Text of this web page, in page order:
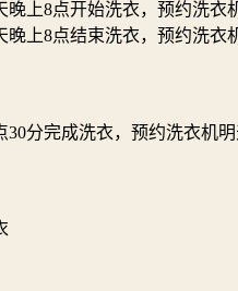
晚上8点开始洗衣，预约洗衣
晚上8点结束洗衣，预约洗衣
30分完成洗衣，预约洗衣机